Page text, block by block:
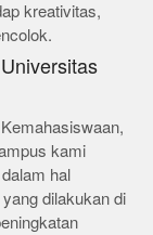
kreativitas,
kami
hal
dilakukan di